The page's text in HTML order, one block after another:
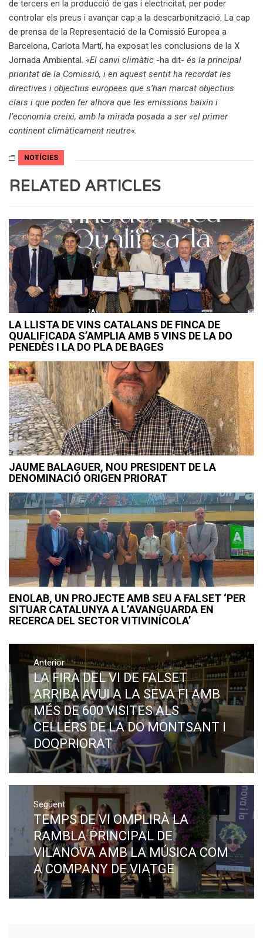
de tercers en la producció de gas i electricitat, per poder
controlar els preus i avançar cap a la descarbonització. La cap
de prensa de la Representació de la Comissió Europea a
Barcelona, Carlota Martí, ha exposat les conclusions de la X
Jornada Ambiental. «El canvi climàtic -ha dit- és la principal
prioritat de la Comissió, i en aquest sentit ha recordat les
directives i objectius europees que s’han marcat objectius
clars i que poden fer alhora que les emissions baixin i
l’economia creixi, amb la mirada posada a ser «el primer
continent climàticament neutre«.
NOTÍCIES
RELATED ARTICLES
LA LLISTA DE VINS CATALANS DE FINCA DE
QUALIFICADA S’AMPLIA AMB 5 VINS DE LA DO
PENEDÈS I LA DO PLA DE BAGES
JAUME BALAGUER, NOU PRESIDENT DE LA
DENOMINACIÓ ORIGEN PRIORAT
ENOLAB, UN PROJECTE AMB SEU A FALSET ‘PER
SITUAR CATALUNYA A L’AVANGUARDA EN
RECERCA DEL SECTOR VITIVINÍCOLA’
Navegació
d'entrades
Anterior
Previous
post:
LA FIRA DEL VI DE FALSET
ARRIBA AVUI A LA SEVA FI AMB
MÉS DE 600 VISITES ALS
CELLERS DE LA DO MONTSANT I
DOQPRIORAT
Següent
Next
post:
TEMPS DE VI OMPLIRÀ LA
RAMBLA PRINCIPAL DE
VILANOVA AMB LA MÚSICA COM
A COMPANY DE VIATGE